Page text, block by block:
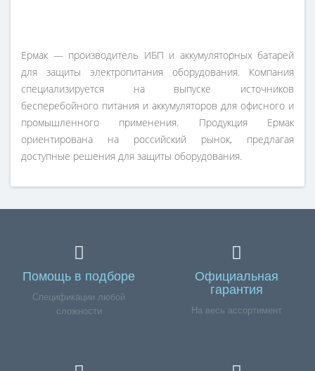
Ермак — производитель ИБП и аккумуляторных батарей
для защиты электропитания оборудования. Компания
специализируется на выпуске источников
бесперебойного питания и аккумуляторов для офисного и
промышленного применения. Продукция Ермак
ориентирована на российский рынок, предлагая
доступные решения для защиты оборудования.
Помощь в подборе
Спецификации любой
сложности
Официальная
гарантия
На весь ассортимент